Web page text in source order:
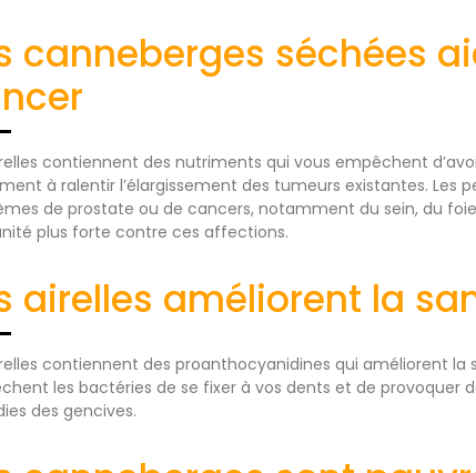
canneberges séchées
contiennent des nutriments qui vous empêchent
à ralentir l’élargissement des tumeurs existantes. Les
de prostate ou de cancers, notamment du sein, du
plus forte contre ces affections.
airelles améliorent la
contiennent des proanthocyanidines qui améliorent
les bactéries de se fixer à vos dents et de provoquer
des gencives.